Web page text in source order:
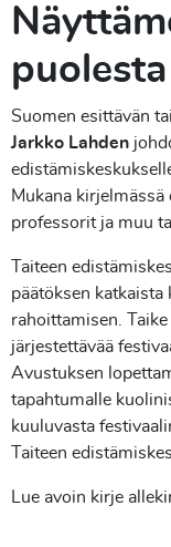
puolesta
Suomen esittävän
Jarkko Lahden
Mukana
professorit ja muu
Taiteen
päätöksen katkaista
rahoittamisen.
järjestettävää
Avustuksen
tapahtumalle
kuuluvasta
Taiteen
Lue avoin kirje